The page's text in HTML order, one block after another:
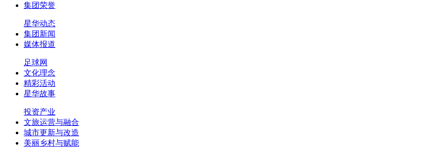
集团荣誉
星华动态
集团新闻
媒体报道
足球网
文化理念
精彩活动
星华故事
投资产业
文旅运营与融合
城市更新与改造
美丽乡村与赋能